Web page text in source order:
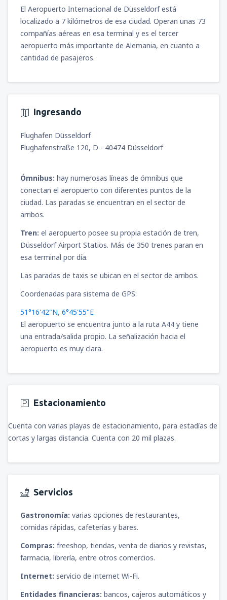
DESDE 2337MXN
desde Ciudad de México, Ciudad de
México Benito Juárez (MEX)
1941
México Benito Juárez
(MEX)
DESDE 4635
desdeCiudad de México, Ciudad de
México Benito Juárez
5922
El Aeropuerto Internacional de Düsseldorf está
localizado a 7 kilómetros de esa ciudad. Operan unas 73
compañías aéreas en esa terminal y es el tercer
aeropuerto más importante de Alemania, en cuanto a
cantidad de pasajeros.
Ingresando
Flughafen Düsseldorf
Flughafenstraße 120, D - 40474 Düsseldorf
Ómnibus: hay numerosas líneas de ómnibus que
conectan el aeropuerto con diferentes puntos de la
ciudad. Las paradas se encuentran en el sector de
arribos.
Tren: el aeropuerto posee su propia estación de tren,
Düsseldorf Airport Statios. Más de 350 trenes paran en
esa terminal por día.
Las paradas de taxis se ubican en el sector de arribos.
Coordenadas para sistema de GPS:
51°16'42"N, 6°45'55"E
El aeropuerto se encuentra junto a la ruta A44 y tiene
una entrada/salida propio. La señalización hacia el
aeropuerto es muy clara.
Estacionamiento
Cuenta con varias playas de estacionamiento, para estadías de
cortas y largas distancia. Cuenta con 20 mil plazas.
Servicios
Gastronomía: varias opciones de restaurantes,
comidas rápidas, cafeterías y bares.
Compras: freeshop, tiendas, venta de diarios y revistas,
farmacia, librería, entre otros comercios.
Internet: servicio de internet Wi-Fi.
Entidades financieras: bancos, cajeros automáticos y